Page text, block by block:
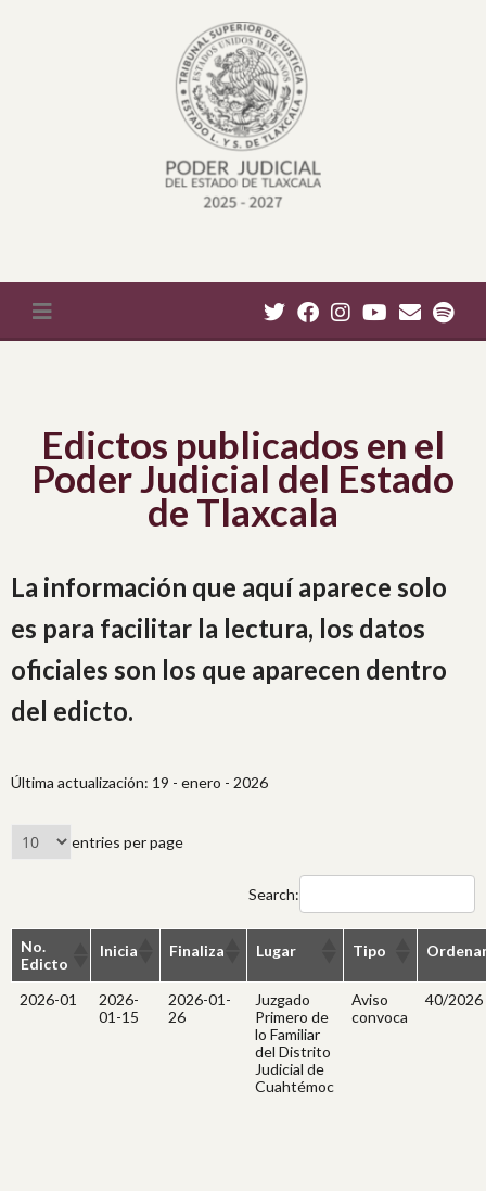
Edictos publicados en el
Poder Judicial del Estado
de Tlaxcala
La información que aquí aparece solo
es para facilitar la lectura, los datos
oficiales son los que aparecen dentro
del edicto.
Última actualización: 19 - enero - 2026
entries per page
Search:
No.
Edicto
Inicia Finaliza Lugar Tipo
2026-01
2026-
01-15
2026-01-
26
Juzgado
Primero de
lo Familiar
del Distrito
Judicial de
Cuahtémoc
Aviso
convoca
40/2026